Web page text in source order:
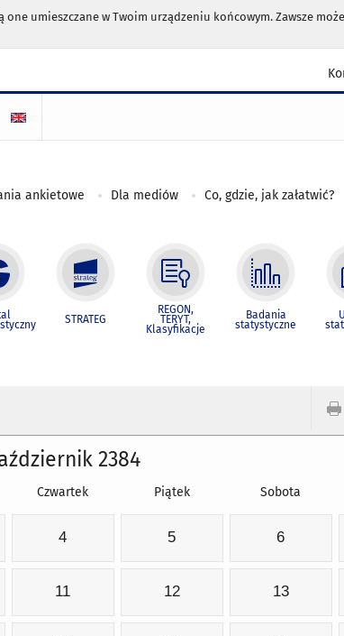
umieszczane w Twoim urządzeniu końcowym. Zawsze
ankietowe Dla mediów Co, gdzie, jak załatwić?
STRATEG
REGON,
TERYT,
Klasyfikacje
Badania
statystyczne
2384
Czwartek Piątek Sobota
4 5 6
11 12 13